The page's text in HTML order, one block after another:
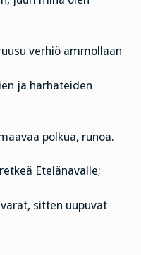
verhiö ammollaan
ja harhateiden
polkua, runoa.
Etelänavalle;
sitten uupuvat